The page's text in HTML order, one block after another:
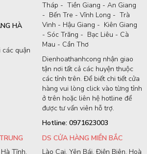
HÀ
quận
Tháp - Tiền Giang - An Giang
- Bến Tre - Vĩnh Long - Trà
Vinh - Hậu Giang - Kiên Giang
- Sóc Trăng - Bạc Liêu - Cà
Mau - Cần Thơ
Dienhoathanhcong nhận giao
tận nơi tất cả các huyện thuộc
các tỉnh trên. Để biết chi tiết cửa
hàng vui lòng click vào từng tỉnh
ở trên hoặc liên hệ hotline để
được tư vấn viên hỗ trợ.
Hotline: 0971623003
Tĩnh,
DS CỬA HÀNG MIỀN BẮC
Lào Cai, Yên Bái, Điện Biên, Hoà